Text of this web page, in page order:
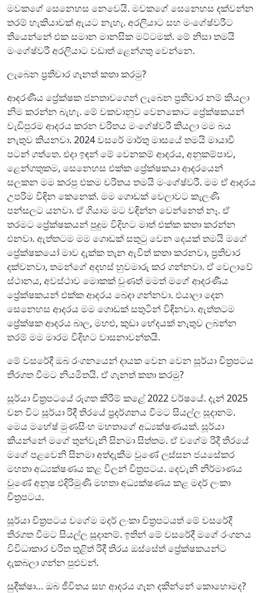
මවකගේ සෙනෙහස නෙවෙයි. මවකගේ සෙනෙහස දක්වන්න
තරම් හැකියාවක් ඇයට නැහැ. අරලියාට සහ මංගේෂ්වරීට
තියෙන්නේ එක සමාන මානසික මට්ටමක්. මේ නිසා තමයි
මංගේෂ්වරී අරලියාට වඩාත් ළෙන්ගතු වෙන්නෙ.
ලැබෙන ප්‍රතිචාර ගැනත් කතා කරමු?
ආදරණීය ප්‍රේක්ෂක ජනතාවගෙන් ලැබෙන ප්‍රතිචාර නම් කියලා
නිම කරන්න බැහැ. මේ වකවානුව වෙනකොට ප්‍රේක්ෂකයන්
වැඩිපුරම ආදරය කරන චරිතය මංගේෂ්වරී කියලා මම බය
නැතුව කියනවා. 2024 වසරේ මාර්තු මාසයේ තමයි මායාවී
පටන් ගත්තෙ. එදා ඉඳන් මේ වෙනකම් ආදරය, අනුකම්පාව,
ළෙන්ගතුකම, සෙනෙහස එක්ක ප්‍රේක්ෂකයා ආදරයෙන්
සලකන මම කරපු එකම චරිතය තමයි මංගේෂ්වරී. මම ඒ ආදරය
උපරිම විඳින කෙනෙක්. මම ගොඩක් වෙලාවට කැලණි
පන්සලට යනවා. ඒ ගියාම මට වඳින්න වෙන්නෙත් නෑ. ඒ
තරමට ප්‍රේක්ෂකයන් පුදුම විදිහට මාත් එක්ක කතා කරන්න
එනවා. ඇත්තටම මම ගොඩක් සතුටු වෙන දෙයක් තමයි මගේ
ප්‍රේක්ෂකයෝ මාව දැක්ක තැන ඇවිත් කතා කරනවා, ප්‍රතිචාර
දක්වනවා, තමන්ගේ අදහස් හුවමාරු කර ගන්නවා. ඒ වෙලාවේ
ස්ථානය, අවස්ථාව මොකක් වුණත් මමත් මගේ ආදරණීය
ප්‍රේක්ෂකයන් එක්ක ආදරය බෙදා ගන්නවා. එයාලා දෙන
සෙනෙහස ආදරය මම ගොඩක් සතුටින් විඳිනවා. ඇත්තටම
ප්‍රේක්ෂක ආදරය බාල, මහළු, කුඩා භේදයක් නැතුව ලබන්න
තරම් මම මාරම විදිහට වාසනාවන්තයි.
මේ වසරේදී ඔබ රංගනයෙන් දායක වෙන වෙන සූර්යා චිත්‍රපටය
තිරගත වීමට නියමිතයි. ඒ ගැනත් කතා කරමු?
සූර්යා චිත්‍රපටයේ රූගත කිරීම් කළේ 2022 වර්ෂයේ. දැන් 2025
වන විට සූර්යා රිදී තිරයේ ප්‍රදර්ශනය වීමට සියල්ල සූදානම්.
මෙය මහේෂ් මුණසිංහ මහතාගේ අධ්‍යක්ෂණයක්. සූර්යා
කියන්නේ මගේ තුන්වැනි සිනමා සිත්තම. ඒ වගේම රිදී තිරයේ
මගේ පළවෙනි සිනමා අත්දැකීම වුණේ ලස්සන ජයසේකර
මහතා අධ්‍යක්ෂණය කළ විලන් චිත්‍රපටය. දෙවැනි නිර්මාණය
වුණේ අනූෂ එදිරිමුණි මහතා අධ්‍යක්ෂණය කළ මදර් ලංකා
චිත්‍රපටය.
සූර්යා චිත්‍රපටය වගේම මදර් ලංකා චිත්‍රපටයත් මේ වසරේදී
තිරගත වීමට සියල්ල සූදානම්. ඉතින් මේ වසරේදී මගේ රංගනය
විවිධාකාර චරිත තුළිත් රිදී තිරය ඔස්සේත් ප්‍රේක්ෂකයන්ට
දැකබලා ගන්න පුළුවන්.
සුදීක්ෂා… ඔබ ජීවිතය සහ ආදරය ගැන දකින්නේ කොහොමද?